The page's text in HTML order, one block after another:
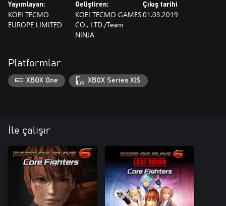
Yayımlayan:
KOEI TECMO
EUROPE LIMITED
Geliştiren:
KOEI TECMO GAMES
CO., LTD./Team
NINJA
Çıkış tarihi
01.03.2019
Platformlar
XBOX One XBOX Series X|S
İle çalışır